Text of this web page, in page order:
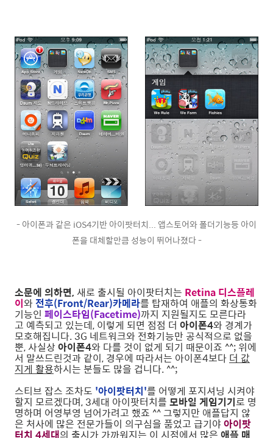
- 아이폰과 같은 iOS4기반 아이팟터치... 앱스토어와 폴더기능등 아이
폰을 대체할만큼 성능이 뛰어나졌다 -
소문에 의하면, 새로 출시될 아이팟터치는 Retina 디스플레
이와전후(Front/Rear)카메라를 탑재하여 애플의 화상통화
기능인 페이스타임(Facetime)까지 지원될지도 모른다라
고 예측되고 있는데, 이렇게 되면 점점 더 아이폰4와 경계가
모호해집니다. 3G 네트워크와 전화기능만 공식적으로 없을
뿐, 사실상 아이폰4와 다를 것이 없게 되기 때문이죠 ^^; 위에
서 말쓰드린것과 같이, 경우에 따라서는 아이폰4보다 더 값
지게 활용하시는 분들도 많을 겁니다. ^^;
스티브 잡스 조차도 '아이팟터치'를 어떻게 포지셔닝 시켜야
할지 모르겠다며, 3세대 아이팟터치를 모바일 게임기기로 명
명하며 어영부영 넘어가려고 했죠 ^^ 그렇지만 애플답지 않
은 처사에 많은 전문가들이 의구심을 품었고 급기야아이팟
터치 4세대의 출시가 가까워지는 이 시점에서 많은 애플 매